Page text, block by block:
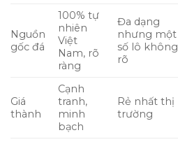
Nguồn
gốc đá
100% tự
nhiên
Việt
Nam, rõ
ràng
Đa dạng
nhưng một
số lô không
rõ
Giá
thành
Cạnh
tranh,
minh
bạch
Rẻ nhất thị
trường